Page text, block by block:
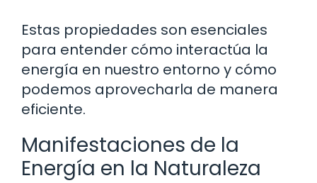
Estas propiedades son esenciales
para entender cómo interactúa la
energía en nuestro entorno y cómo
podemos aprovecharla de manera
eficiente.
Manifestaciones de la
Energía en la Naturaleza